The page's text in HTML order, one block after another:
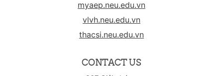
myaep.neu.edu.vn
vlvh.neu.edu.vn
thacsi.neu.edu.vn
CONTACT US